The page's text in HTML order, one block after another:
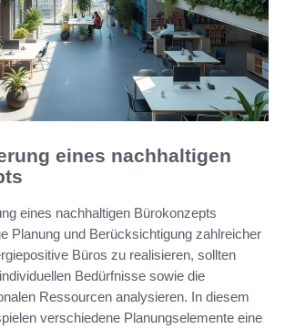
eines nachhaltigen
eines nachhaltigen Bürokonzepts
Planung und Berücksichtigung zahlreicher
Büros zu realisieren, sollten
Bedürfnisse sowie die
Ressourcen analysieren. In diesem
verschiedene Planungselemente eine